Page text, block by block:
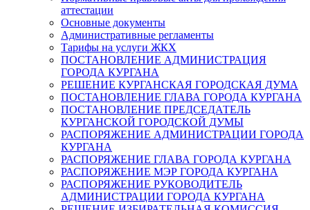
аттестации
Основные документы
Административные регламенты
Тарифы на услуги ЖКХ
ПОСТАНОВЛЕНИЕ АДМИНИСТРАЦИЯ
ГОРОДА КУРГАНА
РЕШЕНИЕ КУРГАНСКАЯ ГОРОДСКАЯ ДУМА
ПОСТАНОВЛЕНИЕ ГЛАВА ГОРОДА КУРГАНА
ПОСТАНОВЛЕНИЕ ПРЕДСЕДАТЕЛЬ
КУРГАНСКОЙ ГОРОДСКОЙ ДУМЫ
РАСПОРЯЖЕНИЕ АДМИНИСТРАЦИИ ГОРОДА
КУРГАНА
РАСПОРЯЖЕНИЕ ГЛАВА ГОРОДА КУРГАНА
РАСПОРЯЖЕНИЕ МЭР ГОРОДА КУРГАНА
РАСПОРЯЖЕНИЕ РУКОВОДИТЕЛЬ
АДМИНИСТРАЦИИ ГОРОДА КУРГАНА